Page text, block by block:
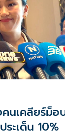
นเคลียร์ม็อ
ะเด็น 10%